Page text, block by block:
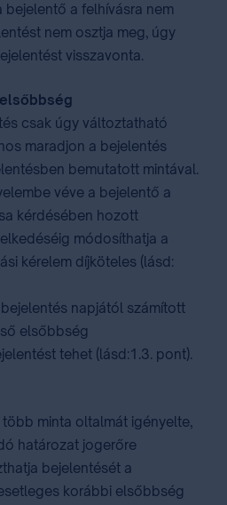
bejelentő a felhívásra nem
nem osztja meg, úgy
visszavonta.
csak úgy változtatható
maradjon a bejelentés
bemutatott mintával.
véve a bejelentő a
kérdésében hozott
módosíthatja a
kérelem díjköteles (lásd:
napjától számított
elsőbbség
tehet (lásd:1.3. pont).
minta oltalmát igényelte,
határozat jogerőre
bejelentését a
korábbi elsőbbség